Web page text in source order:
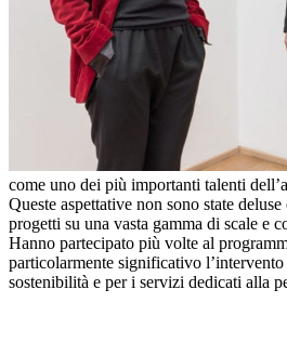
come uno dei più importanti talenti
Queste aspettative non sono state
progetti su una vasta gamma di scale e
Hanno partecipato più volte al
particolarmente significativo
sostenibilità e per i servizi dedicati alla